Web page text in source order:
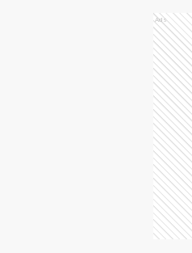
Ads